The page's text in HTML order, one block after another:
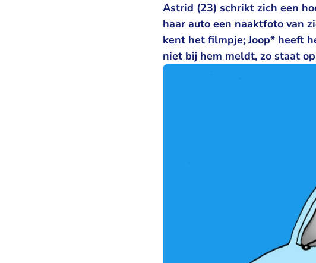
Astrid (23) schrikt zich een
haar auto een naaktfoto van
kent het filmpje; Joop* heeft
niet bij hem meldt, zo staat